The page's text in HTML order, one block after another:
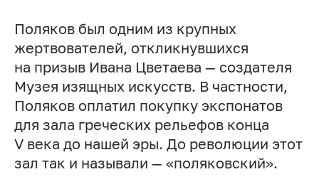
Поляков был одним из крупных
жертвователей, откликнувшихся
на призыв Ивана Цветаева — создателя
Музея изящных искусств. В частности,
Поляков оплатил покупку экспонатов
для зала греческих рельефов конца
V века до нашей эры. До революции этот
зал так и называли — «поляковский».